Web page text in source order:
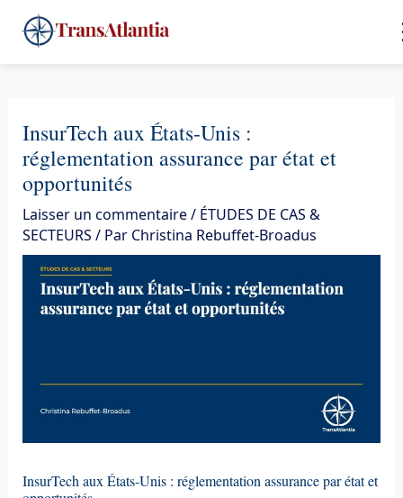
au
contenu
InsurTech aux États-Unis :
réglementation assurance par état et
opportunités
Laisser un commentaire/ ÉTUDES DE CAS &
SECTEURS / Par Christina Rebuffet-Broadus
InsurTech aux États-Unis : réglementation assurance par état et